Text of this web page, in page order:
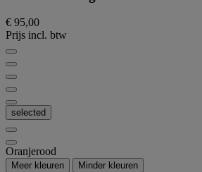
€ 95,00
Prijs incl. btw
selected
Oranjerood
Meer kleuren Minder kleuren